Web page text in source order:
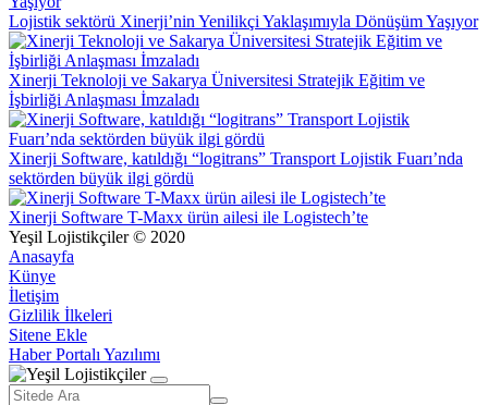
Lojistik sektörü Xinerji’nin Yenilikçi Yaklaşımıyla Dönüşüm Yaşıyor
Xinerji Teknoloji ve Sakarya Üniversitesi Stratejik Eğitim ve
İşbirliği Anlaşması İmzaladı
Xinerji Software, katıldığı “logitrans” Transport Lojistik Fuarı’nda
sektörden büyük ilgi gördü
Xinerji Software T-Maxx ürün ailesi ile Logistech’te
Yeşil Lojistikçiler © 2020
Anasayfa
Künye
İletişim
Gizlilik İlkeleri
Sitene Ekle
Haber Portalı Yazılımı